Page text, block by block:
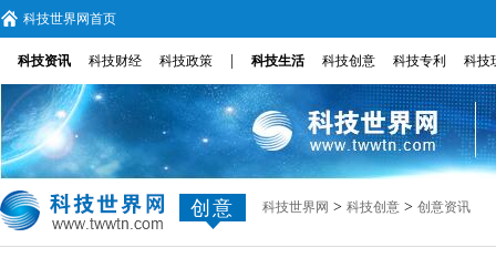
科技世界网首页
科技资讯 科技财经 科技政策 科技生活 科技创意 科技专利 科技
创意 科技世界网 > 科技创意 > 创意资讯